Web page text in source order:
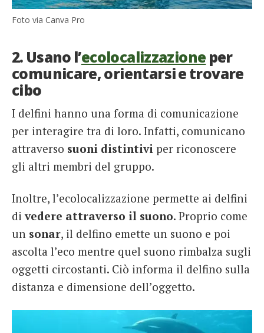
Foto via Canva Pro
2. Usano l’ecolocalizzazione per
comunicare, orientarsi e trovare
cibo
I delfini hanno una forma di comunicazione
per interagire tra di loro. Infatti, comunicano
attraverso suoni distintivi per riconoscere
gli altri membri del gruppo.
Inoltre, l’ecolocalizzazione permette ai delfini
divedere attraverso il suono. Proprio come
un sonar, il delfino emette un suono e poi
ascolta l’eco mentre quel suono rimbalza sugli
oggetti circostanti. Ciò informa il delfino sulla
distanza e dimensione dell’oggetto.